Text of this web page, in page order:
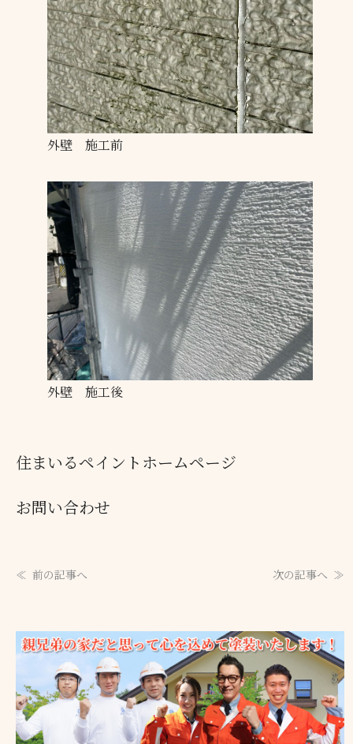
外壁 施工前
外壁 施工後
住まいるペイントホームページ
お問い合わせ
前の記事へ 次の記事へ